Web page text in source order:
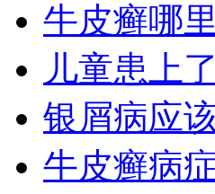
牛皮癣哪
儿童患上
银屑病应
牛皮癣病